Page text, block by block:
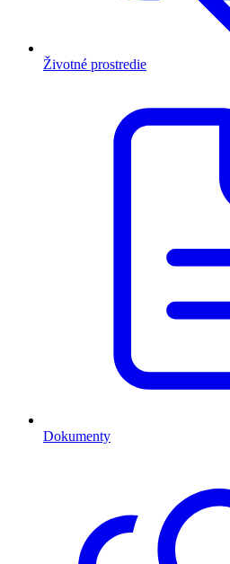
Životné prostredie
Dokumenty